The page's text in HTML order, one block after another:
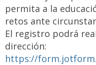
permita a la
retos ante
El registro podrá
dirección:
https://